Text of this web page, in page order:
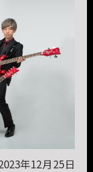
年12月25日